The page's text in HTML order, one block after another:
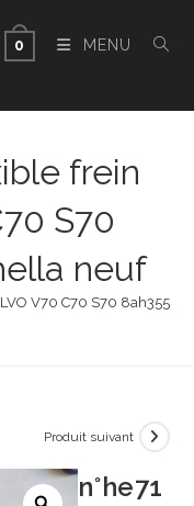
0 MENU
frein
S70
neuf
V70 C70 S70
Produit suivant
n°he71